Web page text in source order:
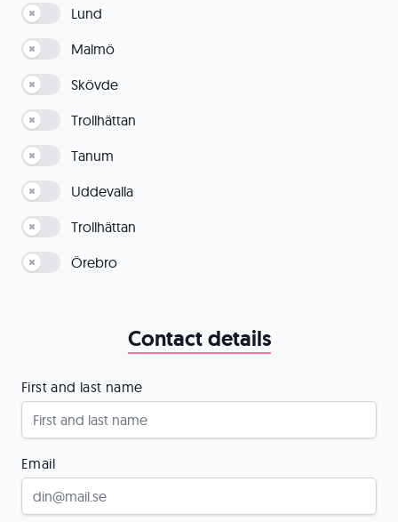
Lund
Malmö
Skövde
Trollhättan
Tanum
Uddevalla
Trollhättan
Örebro
Contact details
First and last name
Email